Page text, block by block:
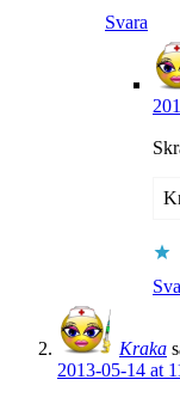
Svara
Kraka
2013-05-14 at